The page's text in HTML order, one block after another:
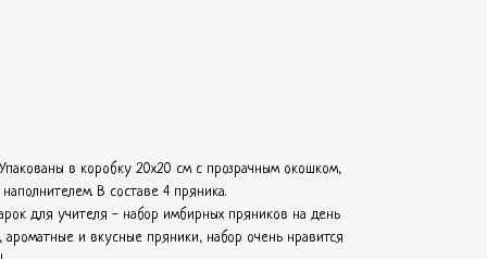
в коробку 20х20 см с прозрачным окошком,
В составе 4 пряника.
для учителя - набор имбирных пряников на день
и вкусные пряники, набор очень нравится